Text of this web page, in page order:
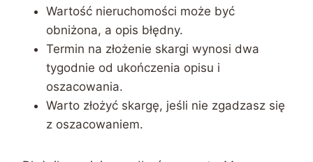
Wartość nieruchomości może być
obniżona, a opis błędny.
Termin na złożenie skargi wynosi dwa
tygodnie od ukończenia opisu i
oszacowania.
Warto złożyć skargę, jeśli nie zgadzasz się
z oszacowaniem.